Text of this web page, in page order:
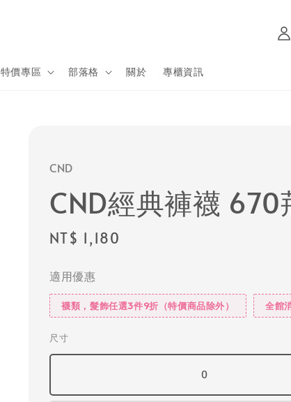
特價專區 部落格 關於 專櫃資訊
CND
CND經典褲襪 670
Regular
NT$ 1,180
適用優惠
襪類，髮飾任選3件9折（特價商品除外） 全館
尺寸
0